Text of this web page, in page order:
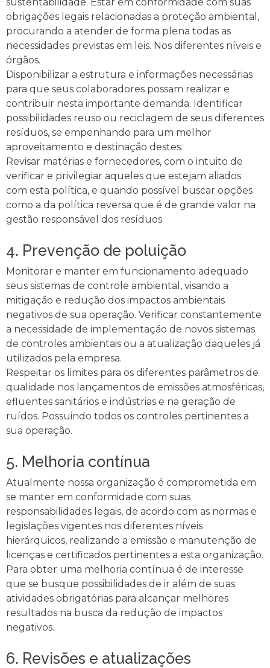
obrigações legais relacionadas a proteção ambiental,
procurando a atender de forma plena todas as
necessidades previstas em leis. Nos diferentes níveis e
órgãos.
Disponibilizar a estrutura e informações necessárias
para que seus colaboradores possam realizar e
contribuir nesta importante demanda. Identificar
possibilidades reuso ou reciclagem de seus diferentes
resíduos, se empenhando para um melhor
aproveitamento e destinação destes.
Revisar matérias e fornecedores, com o intuito de
verificar e privilegiar aqueles que estejam aliados
com esta política, e quando possível buscar opções
como a da política reversa que é de grande valor na
gestão responsável dos resíduos.
4. Prevenção de poluição
Monitorar e manter em funcionamento adequado
seus sistemas de controle ambiental, visando a
mitigação e redução dos impactos ambientais
negativos de sua operação. Verificar constantemente
a necessidade de implementação de novos sistemas
de controles ambientais ou a atualização daqueles já
utilizados pela empresa.
Respeitar os limites para os diferentes parâmetros de
qualidade nos lançamentos de emissões atmosféricas,
efluentes sanitários e indústrias e na geração de
ruídos. Possuindo todos os controles pertinentes a
sua operação.
5. Melhoria contínua
Atualmente nossa organização é comprometida em
se manter em conformidade com suas
responsabilidades legais, de acordo com as normas e
legislações vigentes nos diferentes níveis
hierárquicos, realizando a emissão e manutenção de
licenças e certificados pertinentes a esta organização.
Para obter uma melhoria contínua é de interesse
que se busque possibilidades de ir além de suas
atividades obrigatórias para alcançar melhores
resultados na busca da redução de impactos
negativos.
6. Revisões e atualizações